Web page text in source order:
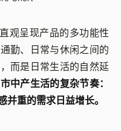
观呈现产品的多功能性
勤、日常与休闲之间的
而是日常生活的自然延
中产生活的复杂节奏：
重的需求日益增长。